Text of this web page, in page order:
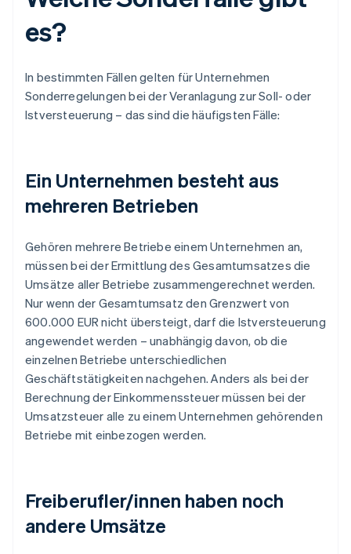
es?
In bestimmten Fällen gelten für Unternehmen
Sonderregelungen bei der Veranlagung zur Soll- oder
Istversteuerung – das sind die häufigsten Fälle:
Ein Unternehmen besteht aus
mehreren Betrieben
Gehören mehrere Betriebe einem Unternehmen an,
müssen bei der Ermittlung des Gesamtumsatzes die
Umsätze aller Betriebe zusammengerechnet werden.
Nur wenn der Gesamtumsatz den Grenzwert von
600.000 EUR nicht übersteigt, darf die Istversteuerung
angewendet werden – unabhängig davon, ob die
einzelnen Betriebe unterschiedlichen
Geschäftstätigkeiten nachgehen. Anders als bei der
Berechnung der Einkommenssteuer müssen bei der
Umsatzsteuer alle zu einem Unternehmen gehörenden
Betriebe mit einbezogen werden.
Freiberufler/innen haben noch
andere Umsätze